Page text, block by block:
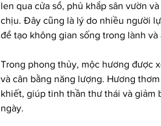
len qua cửa sổ, phủ khắp sân vườn
chịu. Đây cũng là lý do nhiều người
để tạo không gian sống trong lành và
Trong phong thủy, mộc hương được
và cân bằng năng lượng. Hương
khiết, giúp tinh thần thư thái và giảm
ngày.